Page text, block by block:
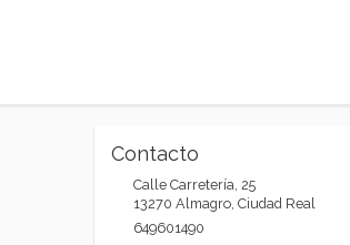
Contacto
Calle Carretería, 25
13270 Almagro, Ciudad Real
649601490